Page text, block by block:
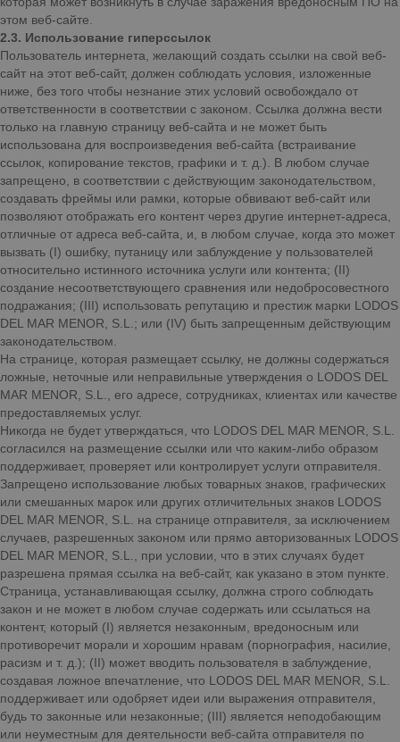
этом веб-сайте.
2.3. Использование гиперссылок
Пользователь интернета, желающий создать ссылки на свой веб-
сайт на этот веб-сайт, должен соблюдать условия, изложенные
ниже, без того чтобы незнание этих условий освобождало от
ответственности в соответствии с законом. Ссылка должна вести
только на главную страницу веб-сайта и не может быть
использована для воспроизведения веб-сайта (встраивание
ссылок, копирование текстов, графики и т. д.). В любом случае
запрещено, в соответствии с действующим законодательством,
создавать фреймы или рамки, которые обвивают веб-сайт или
позволяют отображать его контент через другие интернет-адреса,
отличные от адреса веб-сайта, и, в любом случае, когда это может
вызвать (I) ошибку, путаницу или заблуждение у пользователей
относительно истинного источника услуги или контента; (II)
создание несоответствующего сравнения или недобросовестного
подражания; (III) использовать репутацию и престиж марки LODOS
DEL MAR MENOR, S.L.; или (IV) быть запрещенным действующим
законодательством.
На странице, которая размещает ссылку, не должны содержаться
ложные, неточные или неправильные утверждения о LODOS DEL
MAR MENOR, S.L., его адресе, сотрудниках, клиентах или качестве
предоставляемых услуг.
Никогда не будет утверждаться, что LODOS DEL MAR MENOR, S.L.
согласился на размещение ссылки или что каким-либо образом
поддерживает, проверяет или контролирует услуги отправителя.
Запрещено использование любых товарных знаков, графических
или смешанных марок или других отличительных знаков LODOS
DEL MAR MENOR, S.L. на странице отправителя, за исключением
случаев, разрешенных законом или прямо авторизованных LODOS
DEL MAR MENOR, S.L., при условии, что в этих случаях будет
разрешена прямая ссылка на веб-сайт, как указано в этом пункте.
Страница, устанавливающая ссылку, должна строго соблюдать
закон и не может в любом случае содержать или ссылаться на
контент, который (I) является незаконным, вредоносным или
противоречит морали и хорошим нравам (порнография, насилие,
расизм и т. д.); (II) может вводить пользователя в заблуждение,
создавая ложное впечатление, что LODOS DEL MAR MENOR, S.L.
поддерживает или одобряет идеи или выражения отправителя,
будь то законные или незаконные; (III) является неподобающим
или неуместным для деятельности веб-сайта отправителя по